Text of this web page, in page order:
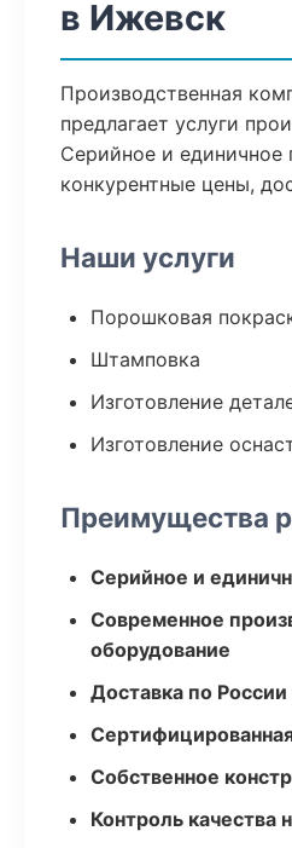
в Ижевск
Производственная
предлагает услуги
Серийное и единичное
конкурентные цены,
Наши услуги
Порошковая
Штамповка
Изготовление
Изготовление
Преимущества
Серийное и
Современное
оборудование
Доставка по
Собственное
Контроль качества